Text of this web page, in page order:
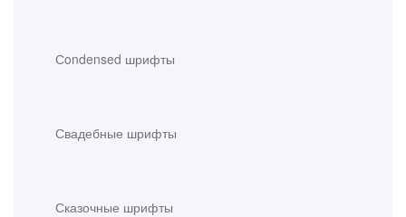
Сondensed шрифты
Свадебные шрифты
Сказочные шрифты